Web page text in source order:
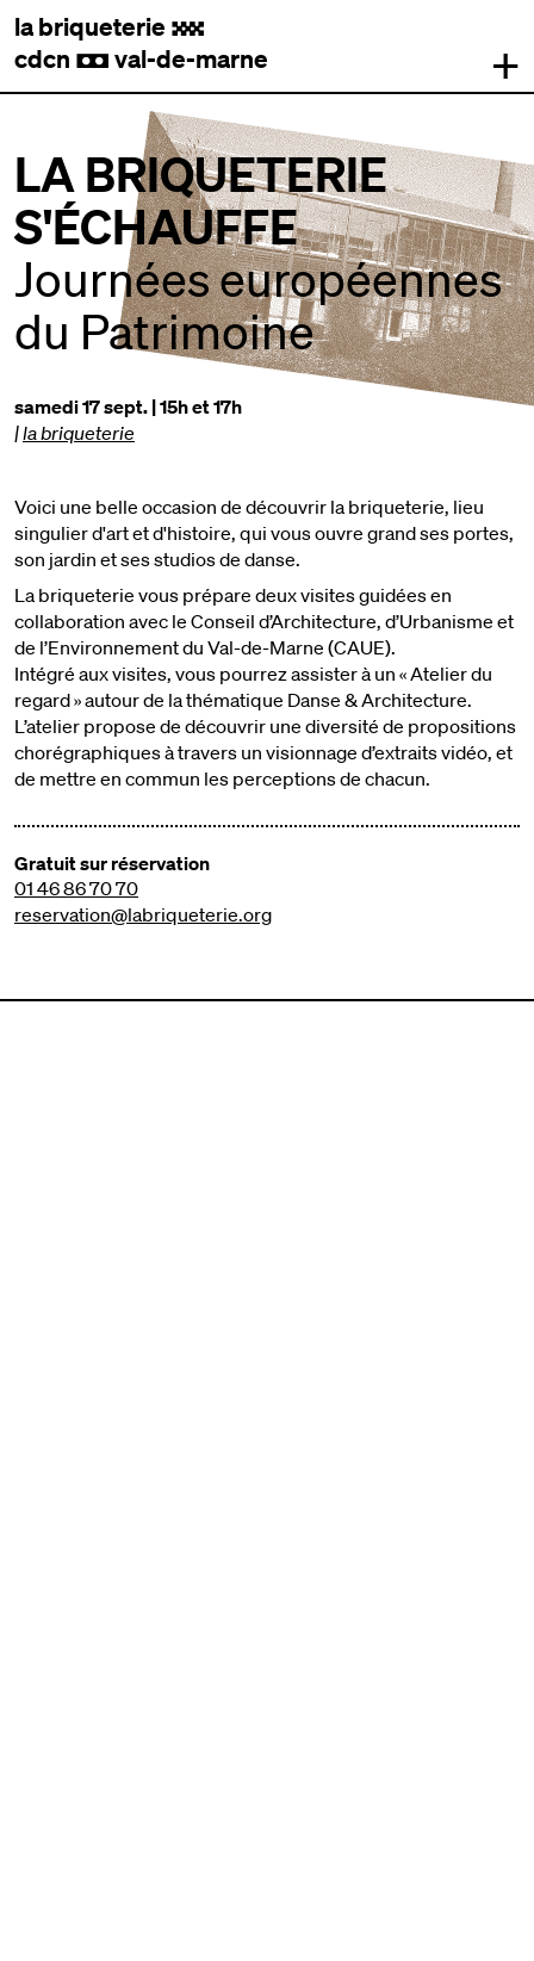
la briqueterie .
cdcn , val-de-marne +
LA BRIQUETERIE
S'ÉCHAUFFE
Journées européennes
du Patrimoine
samedi 17 sept. | 15h et 17h
|la briqueterie
Voici une belle occasion de découvrir la briqueterie, lieu
singulier d'art et d'histoire, qui vous ouvre grand ses portes,
son jardin et ses studios de danse.
La briqueterie vous prépare deux visites guidées en
collaboration avec le Conseil d’Architecture, d’Urbanisme et
de l’Environnement du Val-de-Marne (CAUE).
Intégré aux visites, vous pourrez assister à un « Atelier du
regard » autour de la thématique Danse & Architecture.
L’atelier propose de découvrir une diversité de propositions
chorégraphiques à travers un visionnage d’extraits vidéo, et
de mettre en commun les perceptions de chacun.
Gratuit sur réservation
01 46 86 70 70
reservation@labriqueterie.org